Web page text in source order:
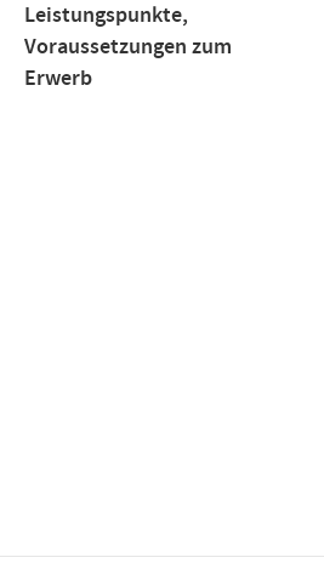
Leistungspunkte,
Voraussetzungen zum
Erwerb